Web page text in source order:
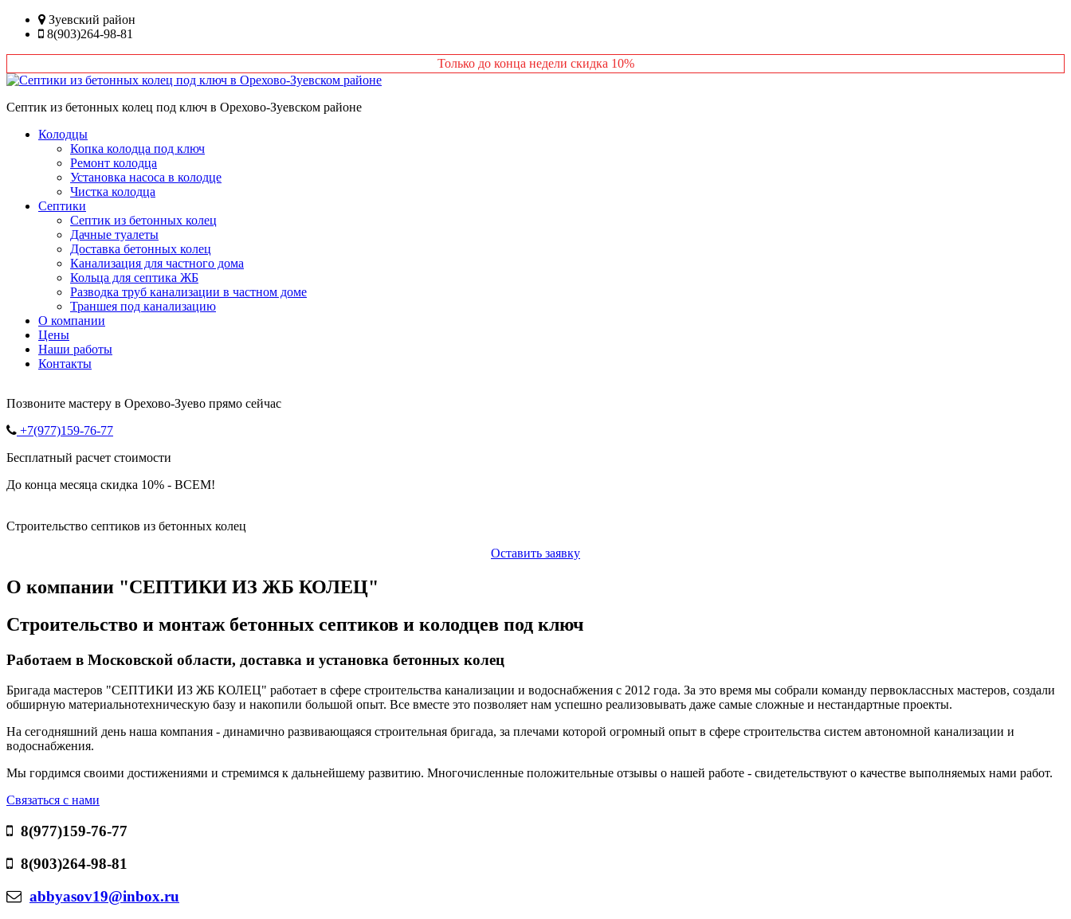
ПерейтиЗуевский район
8(903)264-98-81
Только до конца недели скидка 10%
Септик из бетонных колец под ключ в Орехово-Зуевском районе
Колодцы
Копка колодца под ключ
Ремонт колодца
Установка насоса в колодце
Чистка колодца
Септики
Септик из бетонных колец
Дачные туалеты
Доставка бетонных колец
Канализация для частного дома
Кольца для септика ЖБ
Разводка труб канализации в частном доме
Траншея под канализацию
О компании
Цены
Наши работы
Контакты
Позвоните мастеру в Орехово-Зуево прямо сейчас
+7(977)159-76-77
Бесплатный расчет стоимости
До конца месяца скидка 10% - ВСЕМ!
Строительство септиков из бетонных колец
Оставить заявку
О компании "СЕПТИКИ ИЗ ЖБ КОЛЕЦ"
Строительство и монтаж бетонных септиков и колодцев под ключ
Работаем в Московской области, доставка и установка бетонных колец
Бригада мастеров "СЕПТИКИ ИЗ ЖБ КОЛЕЦ" работает в сфере строительства канализации и водоснабжения с 2012 года. За это время мы собрали команду первоклассных мастеров, создали
обширную материальнотехническую базу и накопили большой опыт. Все вместе это позволяет нам успешно реализовывать даже самые сложные и нестандартные проекты.
На сегодняшний день наша компания - динамично развивающаяся строительная бригада, за плечами которой огромный опыт в сфере строительства систем автономной канализации и
водоснабжения.
Мы гордимся своими достижениями и стремимся к дальнейшему развитию. Многочисленные положительные отзывы о нашей работе - свидетельствуют о качестве выполняемых нами работ.
Связаться с нами
8(977)159-76-77
8(903)264-98-81
abbyasov19@inbox.ru